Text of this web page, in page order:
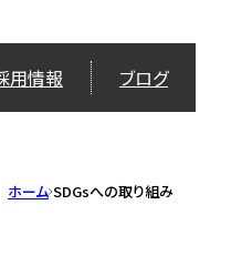
用情報 ブログ
ホーム SDGsへの取り組み